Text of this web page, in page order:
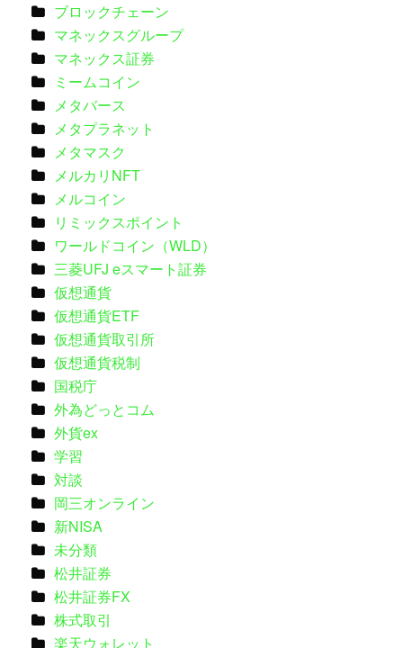
ブロックチェーン
マネックスグループ
マネックス証券
ミームコイン
メタバース
メタプラネット
メタマスク
メルカリNFT
メルコイン
リミックスポイント
ワールドコイン（WLD）
三菱UFJ eスマート証券
仮想通貨
仮想通貨ETF
仮想通貨取引所
仮想通貨税制
国税庁
外為どっとコム
外貨ex
学習
対談
岡三オンライン
新NISA
未分類
松井証券
松井証券FX
株式取引
楽天ウォレット